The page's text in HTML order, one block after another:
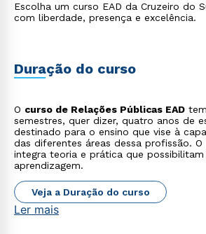
Escolha um curso EAD da Cruzeiro do
com liberdade, presença e excelência.
Duração do curso
O curso de Relações Públicas EAD
semestres, quer dizer, quatro anos de estudos, período
destinado para o ensino que vise à
das diferentes áreas dessa profissão.
integra teoria e prática que possibilitam
aprendizagem.
Veja a Duração do curso
Ler mais